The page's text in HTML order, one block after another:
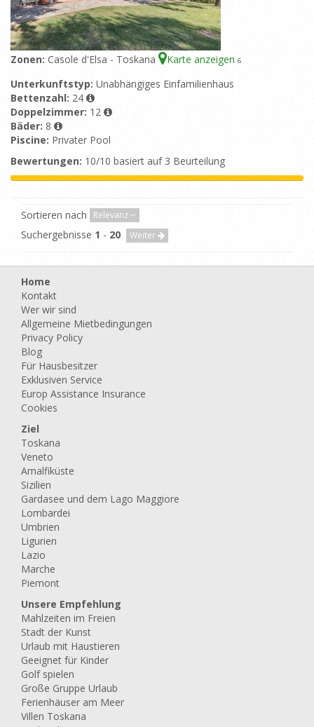
Zonen: Casole d'Elsa - Toskana Karte anzeigen 6
Unterkunftstyp: Unabhängiges Einfamilienhaus
Bettenzahl: 24
Doppelzimmer: 12
Bäder: 8
Piscine: Privater Pool
Bewertungen: 10/10 basiert auf 3 Beurteilung
Sortieren nach Relevanz
Suchergebnisse 1 - 20 Weiter
Home
Kontakt
Wer wir sind
Allgemeine Mietbedingungen
Privacy Policy
Blog
Für Hausbesitzer
Exklusiven Service
Europ Assistance Insurance
Cookies
Ziel
Toskana
Veneto
Amalfiküste
Sizilien
Gardasee und dem Lago Maggiore
Lombardei
Umbrien
Ligurien
Lazio
Marche
Piemont
Unsere Empfehlung
Mahlzeiten im Freien
Stadt der Kunst
Urlaub mit Haustieren
Geeignet für Kinder
Golf spielen
Große Gruppe Urlaub
Ferienhäuser am Meer
Villen Toskana